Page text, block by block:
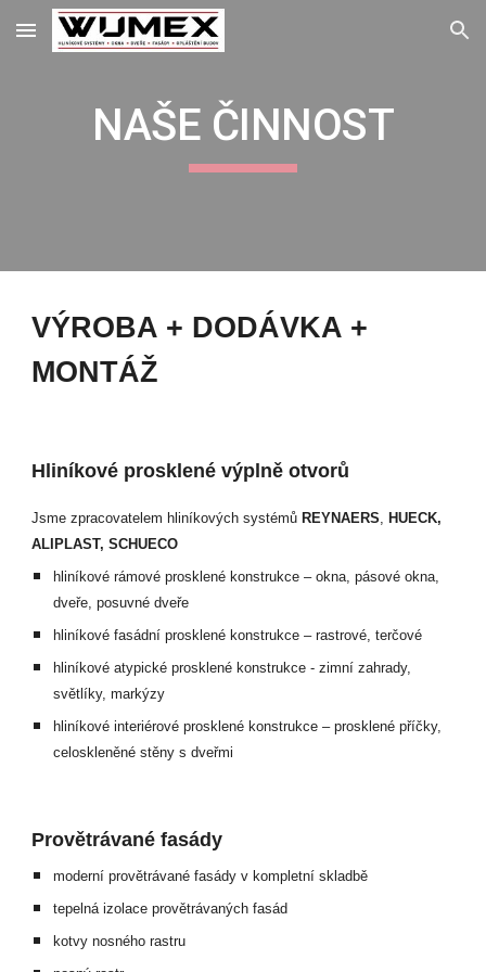
Skip to main content Skip to navigation
NAŠE ČINNOST
VÝROBA + DODÁVKA +
MONTÁŽ
Hliníkové prosklené výplně otvorů
Jsme zpracovatelem hliníkových systémů REYNAERS, HUECK,
ALIPLAST, SCHUECO
hliníkové rámové prosklené konstrukce – okna, pásové okna,
dveře, posuvné dveře
hliníkové fasádní prosklené konstrukce – rastrové, terčové
hliníkové atypické prosklené konstrukce - zimní zahrady,
světlíky, markýzy
hliníkové interiérové prosklené konstrukce – prosklené příčky,
celoskleněné stěny s dveřmi
Provětrávané fasády
moderní provětrávané fasády v kompletní skladbě
tepelná izolace provětrávaných fasád
kotvy nosného rastru